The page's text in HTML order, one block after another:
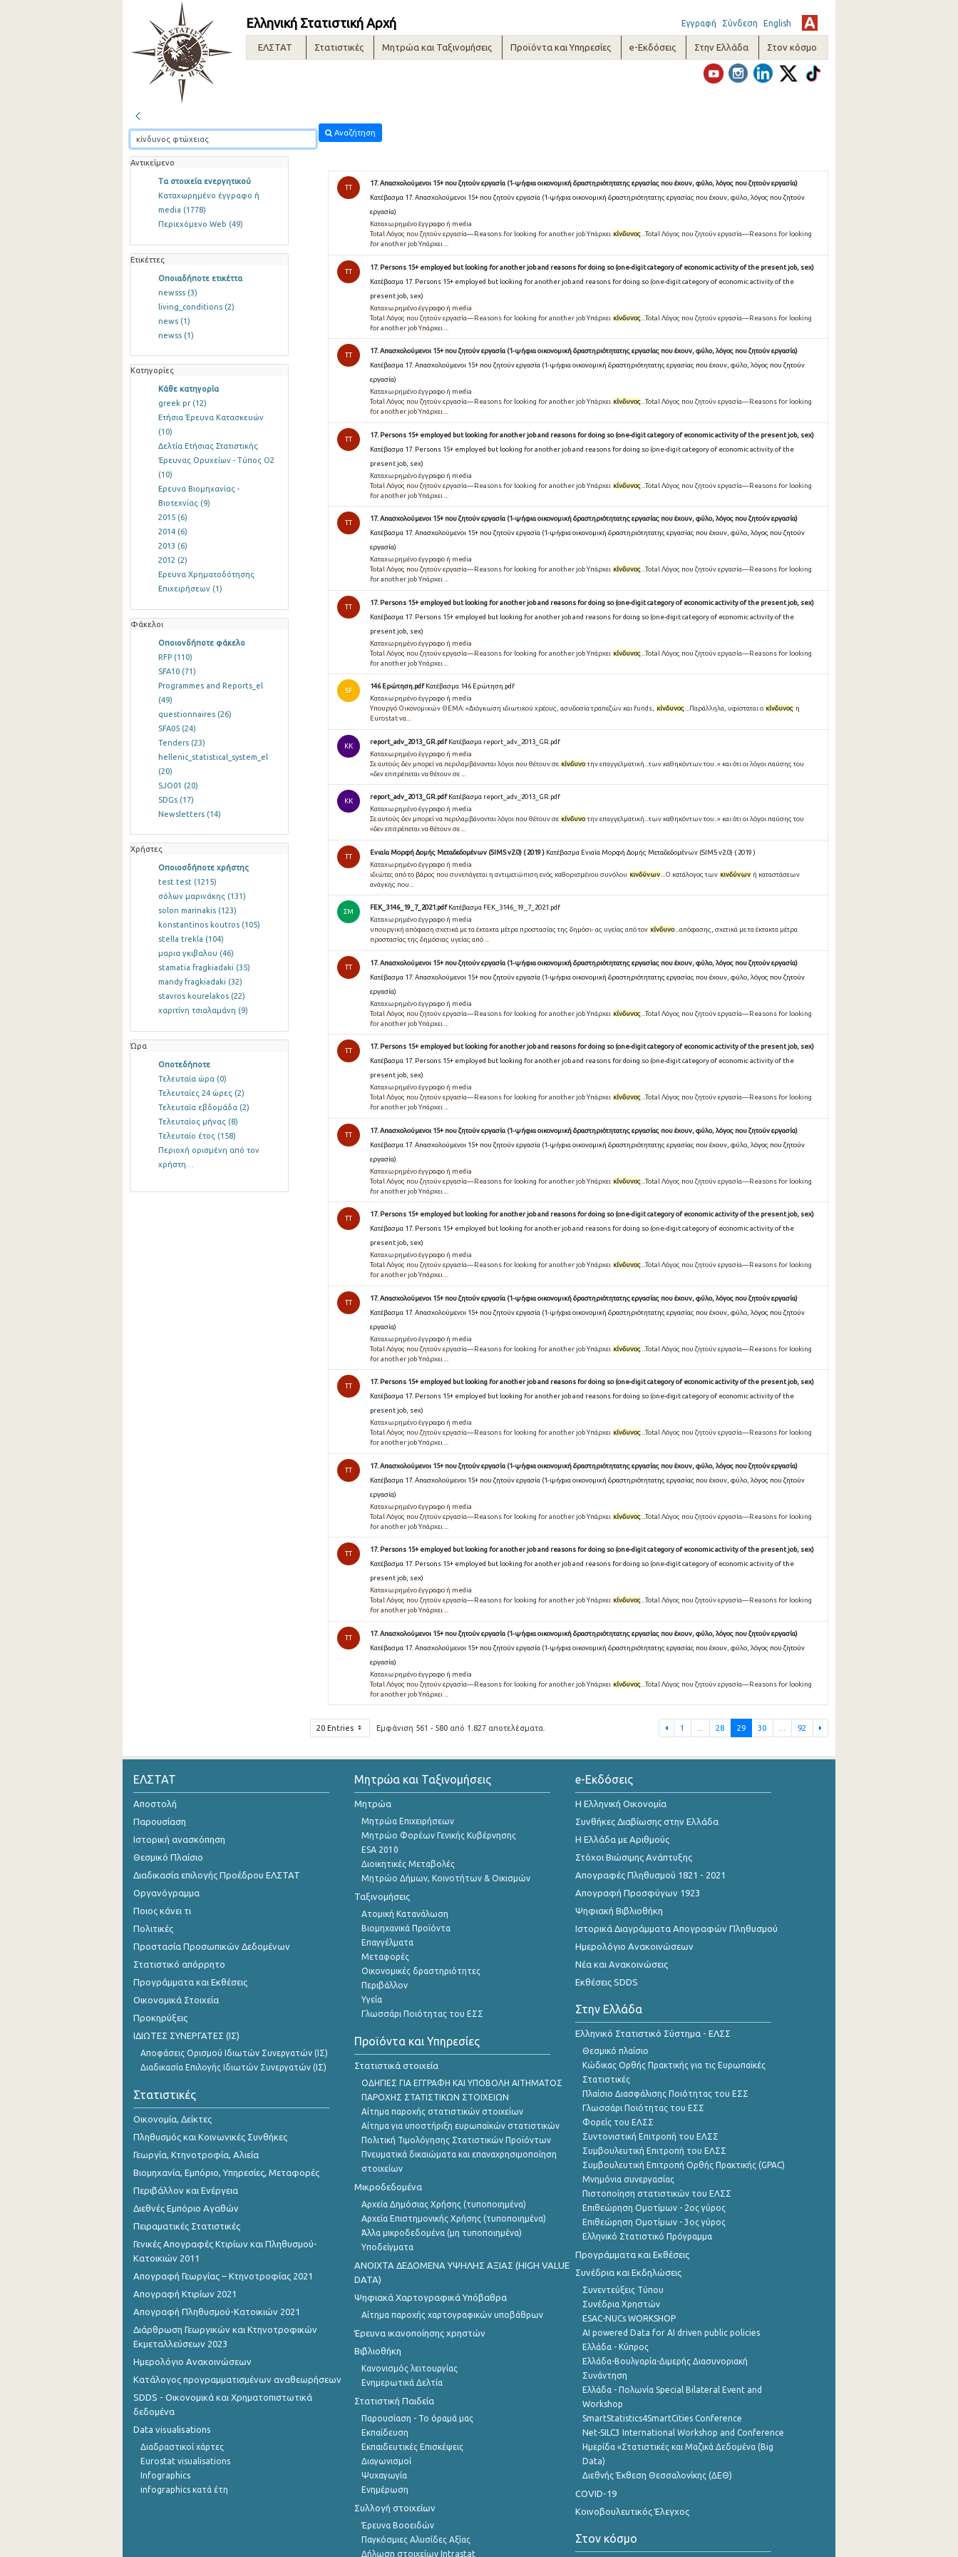
Ελληνική Στατιστική Αρχή Εγγραφή Σύνδεση English
ΕΛΣΤΑΤ Στατιστικές Μητρώα και Ταξινομήσεις Προϊόντα και Υπηρεσίες e-Εκδόσεις Στην Ελλάδα Στον κόσμο
Αναζήτηση
Αντικείμενο
Τα στοιχεία ενεργητικού
Καταχωρημένο έγγραφο ή
media (1778)
Περιεχόμενο Web (49)
Ετικέττες
Οποιαδήποτε ετικέττα
newsss (3)
living_conditions (2)
news (1)
newss (1)
Κατηγορίες
Κάθε κατηγορία
greek pr (12)
Ετήσια Έρευνα Κατασκευών
(10)
Δελτία Ετήσιας Στατιστικής
Έρευνας Ορυχείων - Τύπος Ο2
(10)
Ερευνα Βιομηχανίας -
Βιοτεχνίας (9)
2015 (6)
2014 (6)
2013 (6)
2012 (2)
Ερευνα Χρηματοδότησης
Επιχειρήσεων (1)
Φάκελοι
Οποιονδήποτε φάκελο
RFP (110)
SFA10 (71)
Programmes and Reports_el
(49)
questionnaires (26)
SFA05 (24)
Tenders (23)
hellenic_statistical_system_el
(20)
SJO01 (20)
SDGs (17)
Newsletters (14)
Χρήστες
Οποιοσδήποτε χρήστης
test test (1215)
σόλων μαρινάκης (131)
solon marinakis (123)
konstantinos koutros (105)
stella trekla (104)
μαρια γκιβαλου (46)
stamatia fragkiadaki (35)
mandy fragkiadaki (32)
stavros kourelakos (22)
χαριτίνη τσιαλαμάνη (9)
Ώρα
Οποτεδήποτε
Τελευταία ώρα (0)
Τελευταίες 24 ώρες (2)
Τελευταία εβδομάδα (2)
Τελευταίος μήνας (8)
Τελευταίο έτος (158)
Περιοχή ορισμένη από τον
χρήστη…
TT
17. Απασχολούμενοι 15+ που ζητούν εργασία (1-ψήφια οικονομική δραστηριότητατης εργασίας που έχουν, φύλο, λόγος που ζητούν εργασία)
Κατέβασμα 17. Απασχολούμενοι 15+ που ζητούν εργασία (1-ψήφια οικονομική δραστηριότητατης εργασίας που έχουν, φύλο, λόγος που ζητούν
εργασία)
Καταχωρημένο έγγραφο ή media
Total Λόγος που ζητούν εργασία—Reasons for looking for another job Υπάρχει κίνδυνος...Total Λόγος που ζητούν εργασία—Reasons for looking
for another job Υπάρχει ...
TT
17. Persons 15+ employed but looking for another job and reasons for doing so (one-digit category of economic activity of the present job, sex)
Κατέβασμα 17. Persons 15+ employed but looking for another job and reasons for doing so (one-digit category of economic activity of the
present job, sex)
Καταχωρημένο έγγραφο ή media
Total Λόγος που ζητούν εργασία—Reasons for looking for another job Υπάρχει κίνδυνος ...Total Λόγος που ζητούν εργασία—Reasons for looking
for another job Υπάρχει ...
TT
17. Απασχολούμενοι 15+ που ζητούν εργασία (1-ψήφια οικονομική δραστηριότητατης εργασίας που έχουν, φύλο, λόγος που ζητούν εργασία)
Κατέβασμα 17. Απασχολούμενοι 15+ που ζητούν εργασία (1-ψήφια οικονομική δραστηριότητατης εργασίας που έχουν, φύλο, λόγος που ζητούν
εργασία)
Καταχωρημένο έγγραφο ή media
Total Λόγος που ζητούν εργασία—Reasons for looking for another job Υπάρχει κίνδυνος...Total Λόγος που ζητούν εργασία—Reasons for looking
for another job Υπάρχει ...
TT
17. Persons 15+ employed but looking for another job and reasons for doing so (one-digit category of economic activity of the present job, sex)
Κατέβασμα 17. Persons 15+ employed but looking for another job and reasons for doing so (one-digit category of economic activity of the
present job, sex)
Καταχωρημένο έγγραφο ή media
Total Λόγος που ζητούν εργασία—Reasons for looking for another job Υπάρχει κίνδυνος ...Total Λόγος που ζητούν εργασία—Reasons for looking
for another job Υπάρχει ...
TT
17. Απασχολούμενοι 15+ που ζητούν εργασία (1-ψήφια οικονομική δραστηριότητατης εργασίας που έχουν, φύλο, λόγος που ζητούν εργασία)
Κατέβασμα 17. Απασχολούμενοι 15+ που ζητούν εργασία (1-ψήφια οικονομική δραστηριότητατης εργασίας που έχουν, φύλο, λόγος που ζητούν
εργασία)
Καταχωρημένο έγγραφο ή media
Total Λόγος που ζητούν εργασία—Reasons for looking for another job Υπάρχει κίνδυνος...Total Λόγος που ζητούν εργασία—Reasons for looking
for another job Υπάρχει ...
TT
17. Persons 15+ employed but looking for another job and reasons for doing so (one-digit category of economic activity of the present job, sex)
Κατέβασμα 17. Persons 15+ employed but looking for another job and reasons for doing so (one-digit category of economic activity of the
present job, sex)
Καταχωρημένο έγγραφο ή media
Total Λόγος που ζητούν εργασία—Reasons for looking for another job Υπάρχει κίνδυνος ...Total Λόγος που ζητούν εργασία—Reasons for looking
for another job Υπάρχει ...
SF
146 Ερώτηση.pdf Κατέβασμα 146 Ερώτηση.pdf
Καταχωρημένο έγγραφο ή media
Υπουργό Οικονομικών ΘΕΜΑ: «Διόγκωση ιδιωτικού χρέους, ασυδοσία τραπεζών και funds, κίνδυνος...Παράλληλα, υφίσταται ο κίνδυνος η
Eurostat να...
KK
report_adv_2013_GR.pdf Κατέβασμα report_adv_2013_GR.pdf
Καταχωρημένο έγγραφο ή media
Σε αυτούς δεν μπορεί να περιλαμβάνονται λόγοι που θέτουν σε κίνδυνοτην επαγγελματική...των καθηκόντων του..» και ότι οι λόγοι παύσης του
«δεν επιτρέπεται να θέτουν σε ...
KK
report_adv_2013_GR.pdf Κατέβασμα report_adv_2013_GR.pdf
Καταχωρημένο έγγραφο ή media
Σε αυτούς δεν μπορεί να περιλαμβάνονται λόγοι που θέτουν σε κίνδυνοτην επαγγελματική...των καθηκόντων του..» και ότι οι λόγοι παύσης του
«δεν επιτρέπεται να θέτουν σε ...
TT
Ενιαία Μορφή Δομής Μεταδεδομένων (SIMS v2.0) ( 2019 ) Κατέβασμα Ενιαία Μορφή Δομής Μεταδεδομένων (SIMS v2.0) ( 2019 )
Καταχωρημένο έγγραφο ή media
ιδιώτες από το βάρος που συνεπάγεται η αντιμετώπιση ενός καθορισμένου συνόλου κινδύνων ...Ο κατάλογος των κινδύνων ή καταστάσεων
ανάγκης που...
ΣΜ
FEK_3146_19_7_2021.pdf Κατέβασμα FEK_3146_19_7_2021.pdf
Καταχωρημένο έγγραφο ή media
υπουργική απόφαση σχετικά με τα έκτακτα μέτρα προστασίας της δημόσι- ας υγείας από τον κίνδυνο...απόφασης, σχετικά με τα έκτακτα μέτρα
προστασίας της δημόσιας υγείας από ...
TT
17. Απασχολούμενοι 15+ που ζητούν εργασία (1-ψήφια οικονομική δραστηριότητατης εργασίας που έχουν, φύλο, λόγος που ζητούν εργασία)
Κατέβασμα 17. Απασχολούμενοι 15+ που ζητούν εργασία (1-ψήφια οικονομική δραστηριότητατης εργασίας που έχουν, φύλο, λόγος που ζητούν
εργασία)
Καταχωρημένο έγγραφο ή media
Total Λόγος που ζητούν εργασία—Reasons for looking for another job Υπάρχει κίνδυνος ...Total Λόγος που ζητούν εργασία—Reasons for looking
for another job Υπάρχει ...
TT
17. Persons 15+ employed but looking for another job and reasons for doing so (one-digit category of economic activity of the present job, sex)
Κατέβασμα 17. Persons 15+ employed but looking for another job and reasons for doing so (one-digit category of economic activity of the
present job, sex)
Καταχωρημένο έγγραφο ή media
Total Λόγος που ζητούν εργασία—Reasons for looking for another job Υπάρχει κίνδυνος...Total Λόγος που ζητούν εργασία—Reasons for looking
for another job Υπάρχει ...
TT
17. Απασχολούμενοι 15+ που ζητούν εργασία (1-ψήφια οικονομική δραστηριότητατης εργασίας που έχουν, φύλο, λόγος που ζητούν εργασία)
Κατέβασμα 17. Απασχολούμενοι 15+ που ζητούν εργασία (1-ψήφια οικονομική δραστηριότητατης εργασίας που έχουν, φύλο, λόγος που ζητούν
εργασία)
Καταχωρημένο έγγραφο ή media
Total Λόγος που ζητούν εργασία—Reasons for looking for another job Υπάρχει κίνδυνος ...Total Λόγος που ζητούν εργασία—Reasons for looking
for another job Υπάρχει ...
TT
17. Persons 15+ employed but looking for another job and reasons for doing so (one-digit category of economic activity of the present job, sex)
Κατέβασμα 17. Persons 15+ employed but looking for another job and reasons for doing so (one-digit category of economic activity of the
present job, sex)
Καταχωρημένο έγγραφο ή media
Total Λόγος που ζητούν εργασία—Reasons for looking for another job Υπάρχει κίνδυνος...Total Λόγος που ζητούν εργασία—Reasons for looking
for another job Υπάρχει ...
TT
17. Απασχολούμενοι 15+ που ζητούν εργασία (1-ψήφια οικονομική δραστηριότητατης εργασίας που έχουν, φύλο, λόγος που ζητούν εργασία)
Κατέβασμα 17. Απασχολούμενοι 15+ που ζητούν εργασία (1-ψήφια οικονομική δραστηριότητατης εργασίας που έχουν, φύλο, λόγος που ζητούν
εργασία)
Καταχωρημένο έγγραφο ή media
Total Λόγος που ζητούν εργασία—Reasons for looking for another job Υπάρχει κίνδυνος ...Total Λόγος που ζητούν εργασία—Reasons for looking
for another job Υπάρχει ...
TT
17. Persons 15+ employed but looking for another job and reasons for doing so (one-digit category of economic activity of the present job, sex)
Κατέβασμα 17. Persons 15+ employed but looking for another job and reasons for doing so (one-digit category of economic activity of the
present job, sex)
Καταχωρημένο έγγραφο ή media
Total Λόγος που ζητούν εργασία—Reasons for looking for another job Υπάρχει κίνδυνος...Total Λόγος που ζητούν εργασία—Reasons for looking
for another job Υπάρχει ...
TT
17. Απασχολούμενοι 15+ που ζητούν εργασία (1-ψήφια οικονομική δραστηριότητατης εργασίας που έχουν, φύλο, λόγος που ζητούν εργασία)
Κατέβασμα 17. Απασχολούμενοι 15+ που ζητούν εργασία (1-ψήφια οικονομική δραστηριότητατης εργασίας που έχουν, φύλο, λόγος που ζητούν
εργασία)
Καταχωρημένο έγγραφο ή media
Total Λόγος που ζητούν εργασία—Reasons for looking for another job Υπάρχει κίνδυνος ...Total Λόγος που ζητούν εργασία—Reasons for looking
for another job Υπάρχει ...
TT
17. Persons 15+ employed but looking for another job and reasons for doing so (one-digit category of economic activity of the present job, sex)
Κατέβασμα 17. Persons 15+ employed but looking for another job and reasons for doing so (one-digit category of economic activity of the
present job, sex)
Καταχωρημένο έγγραφο ή media
Total Λόγος που ζητούν εργασία—Reasons for looking for another job Υπάρχει κίνδυνος...Total Λόγος που ζητούν εργασία—Reasons for looking
for another job Υπάρχει ...
TT
17. Απασχολούμενοι 15+ που ζητούν εργασία (1-ψήφια οικονομική δραστηριότητατης εργασίας που έχουν, φύλο, λόγος που ζητούν εργασία)
Κατέβασμα 17. Απασχολούμενοι 15+ που ζητούν εργασία (1-ψήφια οικονομική δραστηριότητατης εργασίας που έχουν, φύλο, λόγος που ζητούν
εργασία)
Καταχωρημένο έγγραφο ή media
Total Λόγος που ζητούν εργασία—Reasons for looking for another job Υπάρχει κίνδυνος ...Total Λόγος που ζητούν εργασία—Reasons for looking
for another job Υπάρχει ...
20 Entries Εμφάνιση 561 - 580 από 1.827 αποτελέσματα. 1 28 29 30 92
ΕΛΣΤΑΤ
Αποστολή
Παρουσίαση
Ιστορική ανασκόπηση
Θεσμικό Πλαίσιο
Διαδικασία επιλογής Προέδρου ΕΛΣΤΑΤ
Οργανόγραμμα
Ποιος κάνει τι
Πολιτικές
Προστασία Προσωπικών Δεδομένων
Στατιστικό απόρρητο
Προγράμματα και Εκθέσεις
Οικονομικά Στοιχεία
Προκηρύξεις
ΙΔΙΩΤΕΣ ΣΥΝΕΡΓΑΤΕΣ (ΙΣ)
Αποφάσεις Ορισμού Ιδιωτών Συνεργατών (ΙΣ)
Διαδικασία Επιλογής Ιδιωτών Συνεργατών (ΙΣ)
Στατιστικές
Οικονομία, Δείκτες
Πληθυσμός και Κοινωνικές Συνθήκες
Γεωργία, Κτηνοτροφία, Αλιεία
Βιομηχανία, Εμπόριο, Υπηρεσίες, Μεταφορές
Περιβάλλον και Ενέργεια
Διεθνές Εμπόριο Αγαθών
Πειραματικές Στατιστικές
Γενικές Απογραφές Κτιρίων και Πληθυσμού-
Κατοικιών 2011
Απογραφή Γεωργίας – Κτηνοτροφίας 2021
Απογραφή Κτιρίων 2021
Απογραφή Πληθυσμού-Κατοικιών 2021
Διάρθρωση Γεωργικών και Κτηνοτροφικών
Εκμεταλλεύσεων 2023
Ημερολόγιο Ανακοινώσεων
Κατάλογος προγραμματισμένων αναθεωρήσεων
SDDS - Οικονομικά και Χρηματοπιστωτικά
δεδομένα
Data visualisations
Διαδραστικοί χάρτες
Eurostat visualisations
Infographics
infographics κατά έτη
Μητρώα και Ταξινομήσεις
Μητρώα
Μητρώα Επιχειρήσεων
Μητρώο Φορέων Γενικής Κυβέρνησης
ESA 2010
Διοικητικές Μεταβολές
Μητρώο Δήμων, Κοινοτήτων & Οικισμών
Ταξινομήσεις
Ατομική Κατανάλωση
Βιομηχανικά Προϊόντα
Επαγγέλματα
Μεταφορές
Οικονομικές δραστηριότητες
Περιβάλλον
Υγεία
Γλωσσάρι Ποιότητας του ΕΣΣ
Προϊόντα και Υπηρεσίες
Στατιστικά στοιχεία
ΟΔΗΓΙΕΣ ΓΙΑ ΕΓΓΡΑΦΗ ΚΑΙ ΥΠΟΒΟΛΗ ΑΙΤΗΜΑΤΟΣ
ΠΑΡΟΧΗΣ ΣΤΑΤΙΣΤΙΚΩΝ ΣΤΟΙΧΕΙΩΝ
Αίτημα παροχής στατιστικών στοιχείων
Αίτημα για υποστήριξη ευρωπαϊκών στατιστικών
Πολιτική Τιμολόγησης Στατιστικών Προϊόντων
Πνευματικά δικαιώματα και επαναχρησιμοποίηση
στοιχείων
Μικροδεδομένα
Αρχεία Δημόσιας Χρήσης (τυποποιημένα)
Αρχεία Επιστημονικής Χρήσης (τυποποιημένα)
Άλλα μικροδεδομένα (μη τυποποιημένα)
Υποδείγματα
ANOIXTA ΔΕΔΟΜΕΝΑ ΥΨΗΛΗΣ ΑΞΙΑΣ (HIGH VALUE
DATA)
Ψηφιακά Χαρτογραφικά Υπόβαθρα
Αίτημα παροχής χαρτογραφικών υποβάθρων
Έρευνα ικανοποίησης χρηστών
Βιβλιοθήκη
Κανονισμός λειτουργίας
Ενημερωτικά Δελτία
Στατιστική Παιδεία
Παρουσίαση - Το όραμά μας
Εκπαίδευση
Εκπαιδευτικές Επισκέψεις
Διαγωνισμοί
Ψυχαγωγία
Ενημέρωση
Συλλογή στοιχείων
Έρευνα Βοοειδών
Παγκόσμιες Αλυσίδες Αξίας
Δήλωση στοιχείων Intrastat
e-Εκδόσεις
Η Ελληνική Οικονομία
Συνθήκες Διαβίωσης στην Ελλάδα
Η Ελλάδα με Αριθμούς
Στόχοι Βιώσιμης Ανάπτυξης
Απογραφές Πληθυσμού 1821 - 2021
Απογραφή Προσφύγων 1923
Ψηφιακή Βιβλιοθήκη
Ιστορικά Διαγράμματα Απογραφών Πληθυσμού
Ημερολόγιο Ανακοινώσεων
Νέα και Ανακοινώσεις
Εκθέσεις SDDS
Στην Ελλάδα
Ελληνικό Στατιστικό Σύστημα - ΕΛΣΣ
Θεσμικό πλαίσιο
Κώδικας Ορθής Πρακτικής για τις Ευρωπαϊκές
Στατιστικές
Πλαίσιο Διασφάλισης Ποιότητας του ΕΣΣ
Γλωσσάρι Ποιότητας του ΕΣΣ
Φορείς του ΕΛΣΣ
Συντονιστική Επιτροπή του ΕΛΣΣ
Συμβουλευτική Επιτροπή του ΕΛΣΣ
Συμβουλευτική Επιτροπή Ορθής Πρακτικής (GPAC)
Μνημόνια συνεργασίας
Πιστοποίηση στατιστικών του ΕΛΣΣ
Επιθεώρηση Ομοτίμων - 2ος γύρος
Επιθεώρηση Ομοτίμων - 3ος γύρος
Ελληνικό Στατιστικό Πρόγραμμα
Προγράμματα και Εκθέσεις
Συνέδρια και Εκδηλώσεις
Συνεντεύξεις Τύπου
Συνέδρια Χρηστών
ESAC-NUCs WORKSHOP
AI powered Data for AI driven public policies
Ελλάδα - Κύπρος
Ελλάδα-Βουλγαρία-Διμερής Διασυνοριακή
Συνάντηση
Ελλάδα - Πολωνία Special Bilateral Event and
Workshop
SmartStatistics4SmartCities Conference
Net-SILC3 International Workshop and Conference
Ημερίδα «Στατιστικές και Μαζικά Δεδομένα (Big
Data)
Διεθνής Έκθεση Θεσσαλονίκης (ΔΕΘ)
COVID-19
Κοινοβουλευτικός Έλεγχος
Στον κόσμο